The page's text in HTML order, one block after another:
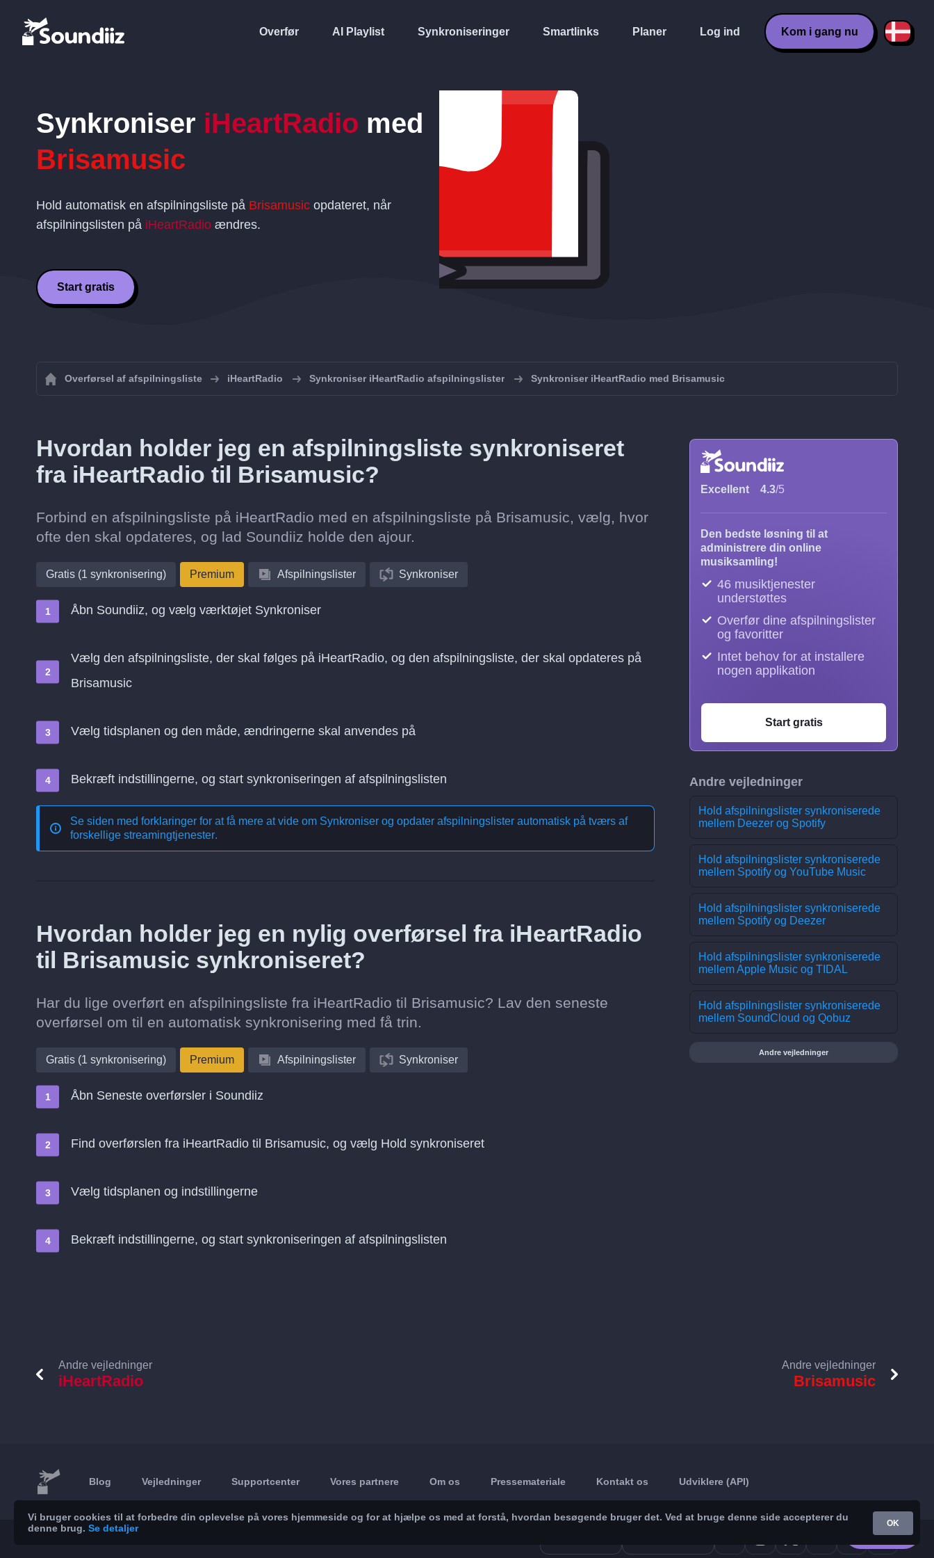
Overfør AI Playlist Synkroniseringer Smartlinks Planer Log ind Kom i gang nu
Synkroniser iHeartRadio med
Brisamusic
Hold automatisk en afspilningsliste på Brisamusic opdateret, når
afspilningslisten på iHeartRadio ændres.
Start gratis
Overførsel af afspilningsliste iHeartRadio Synkroniser iHeartRadio afspilningslister Synkroniser iHeartRadio med Brisamusic
Hvordan holder jeg en afspilningsliste synkroniseret
fra iHeartRadio til Brisamusic?
Forbind en afspilningsliste på iHeartRadio med en afspilningsliste på Brisamusic, vælg, hvor
ofte den skal opdateres, og lad Soundiiz holde den ajour.
Gratis (1 synkronisering) Premium Afspilningslister Synkroniser
Åbn Soundiiz, og vælg værktøjet Synkroniser
Vælg den afspilningsliste, der skal følges på iHeartRadio, og den afspilningsliste, der skal opdateres på
Brisamusic
Vælg tidsplanen og den måde, ændringerne skal anvendes på
Bekræft indstillingerne, og start synkroniseringen af afspilningslisten
Se siden med forklaringer for at få mere at vide om Synkroniser og opdater afspilningslister automatisk på tværs af
forskellige streamingtjenester.
Hvordan holder jeg en nylig overførsel fra iHeartRadio
til Brisamusic synkroniseret?
Har du lige overført en afspilningsliste fra iHeartRadio til Brisamusic? Lav den seneste
overførsel om til en automatisk synkronisering med få trin.
Gratis (1 synkronisering) Premium Afspilningslister Synkroniser
Åbn Seneste overførsler i Soundiiz
Find overførslen fra iHeartRadio til Brisamusic, og vælg Hold synkroniseret
Vælg tidsplanen og indstillingerne
Bekræft indstillingerne, og start synkroniseringen af afspilningslisten
Excellent 4.3/5
Den bedste løsning til at
administrere din online
musiksamling!
46 musiktjenester
understøttes
Overfør dine afspilningslister
og favoritter
Intet behov for at installere
nogen applikation
Start gratis
Andre vejledninger
Hold afspilningslister synkroniserede
mellem Deezer og Spotify
Hold afspilningslister synkroniserede
mellem Spotify og YouTube Music
Hold afspilningslister synkroniserede
mellem Spotify og Deezer
Hold afspilningslister synkroniserede
mellem Apple Music og TIDAL
Hold afspilningslister synkroniserede
mellem SoundCloud og Qobuz
Andre vejledninger
Andre vejledninger
iHeartRadio
Andre vejledninger
Brisamusic
Blog Vejledninger Supportcenter Vores partnere Om os Pressemateriale Kontakt os Udviklere (API)
Vi bruger cookies til at forbedre din oplevelse på vores hjemmeside og for at hjælpe os med at forstå, hvordan besøgende bruger det. Ved at bruge denne side accepterer du
denne brug. Se detaljer OK